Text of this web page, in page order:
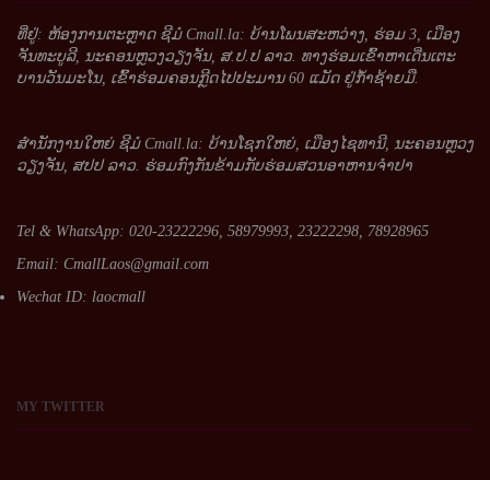
ທີ່ຢູ່: ຫ້ອງການຕະຫຼາດ ຊີມໍ Cmall.la: ບ້ານໂພນສະຫວ່າງ, ຮ່ອມ 3, ເມືອງ
ຈັນທະບູລີ, ນະຄອນຫຼວງວຽງຈັນ, ສ.ປ.ປ ລາວ. ທາງຮ່ອມເຂົ້າຫາເດີ່ນເຕະ
ບານວັນມະໂນ, ເຂົ້າຮ່ອມຄອນກຼີດໄປປະມານ 60 ແມັດ ຢູ່ກໍ້າຊ້າຍມື.
ສໍານັກງານໃຫຍ່ ຊີມໍ Cmall.la: ບ້ານໂຊກໃຫຍ່, ເມືອງໄຊທານີ, ນະຄອນຫຼວງ
ວຽງຈັນ, ສປປ ລາວ. ຮ່ອມກົງກັນຂ້າມກັບຮ່ອມສວນອາຫານຈໍາປາ
Tel & WhatsApp: 020-23222296, 58979993, 23222298, 78928965
Email: CmallLaos@gmail.com
Wechat ID: laocmall
MY TWITTER